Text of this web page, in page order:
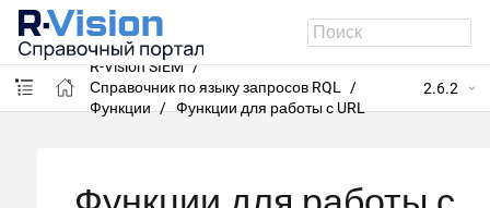
R-Vision SIEM
Справочник по языку запросов RQL
Функции
Функции для работы с URL
2.6.2